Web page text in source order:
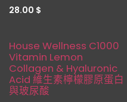
28.00 $
新品！
House Wellness C1000
Vitamin Lemon
Collagen & Hyaluronic
Acid 維生素檸檬膠原蛋白
與玻尿酸